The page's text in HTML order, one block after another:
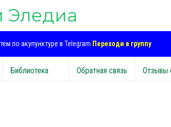
Эледиа
по акупунктуре в Telegram Переходи в группу
Библиотека Обратная связь Отзывы